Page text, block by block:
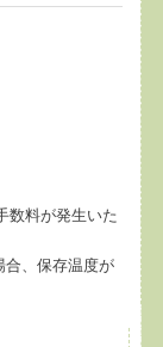
数料が発生いた
、保存温度が